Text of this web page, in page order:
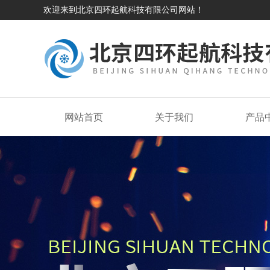
欢迎来到北京四环起航科技有限公司网站！
网站首页 关于我们 产品